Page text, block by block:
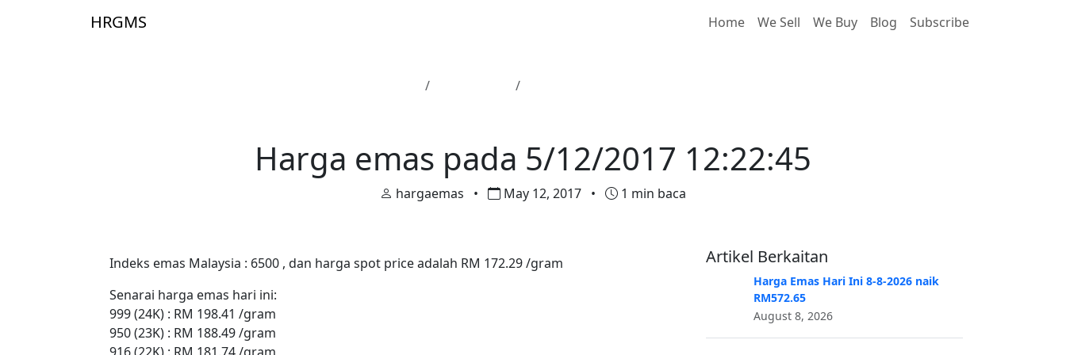
HRGMS Home We Sell We Buy Blog Subscribe
Harga emas pada 5/12/2017 12:22:45
hargaemas • May 12, 2017 • 1 min baca
Indeks emas Malaysia : 6500 , dan harga spot price adalah RM 172.29 /gram
Senarai harga emas hari ini:
999 (24K) : RM 198.41 /gram
950 (23K) : RM 188.49 /gram
Artikel Berkaitan
Harga Emas Hari Ini 8-8-2026 naik
RM572.65
August 8, 2026